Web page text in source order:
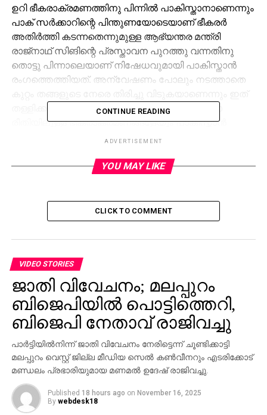
ഉറി ഭീകരാക്രമണത്തിനു പിന്നില്‍ പാകിസ്താനാണെന്നും
പാക് സര്‍ക്കാറിന്റെ പിന്തുണയോടെയാണ് ഭീകരര്‍
അതിര്‍ത്തി കടന്നതെന്നുമുള്ള ആഭ്യന്തര മന്ത്രി
രാജ്‌നാഥ് സിങിന്റെ പ്രസ്താവന പുറത്തു വന്നതിനു
തൊട്ടു പിന്നാലെയാണ് നിഷേധവുമായി പാകിസ്താന്‍
രംഗത്തെത്തിയത്. അന്വേഷണം പോലും നടത്താതെ
തള്ളിക്കളയുന്നതായും നഫീസ് പറഞ്ഞു. എല്ലാ
രീതിയിലുള്ള ഭീകരാക്രമണങ്ങളേയും പാകിസ്താന്‍
അപലപിക്കുന്നതായും അദ്ദേഹം പറഞ്ഞു. ഉറി
പ്രാധാന്യമാണ് പാക് മാധ്യമങ്ങള്‍ നല്‍കിയത്.
അമേരിക്കന്‍ സന്ദര്‍ശനത്തിന് തുടക്കമായി
DON'T MISS
അഖിലേഷിനെതിരെ മുലായം: ശിവ്പാല്‍
മുഖ്യമന്ത്രിയായിരുന്നെങ്കില്‍ താന്‍
പ്രധാനമന്ത്രിയായേനേ
CONTINUE READING
ADVERTISEMENT
YOU MAY LIKE
CLICK TO COMMENT
VIDEO STORIES
ജാതി വിവേചനം; മലപ്പുറം
ബിജെപിയില്‍ പൊട്ടിത്തെറി,
ബിജെപി നേതാവ് രാജിവച്ചു
പാര്‍ട്ടിയില്‍നിന്ന് ജാതി വിവേചനം നേരിട്ടെന്ന് ചൂണ്ടിക്കാട്ടി
മലപ്പുറം വെസ്റ്റ് ജില്ല മീഡിയ സെല്‍ കണ്‍വീനറും എടരിക്കോട്
മണ്ഡലം പ്രഭാരിയുമായ മണമല്‍ ഉദേഷ് രാജിവച്ചു.
Published 18 hours ago on November 16, 2025
By webdesk18